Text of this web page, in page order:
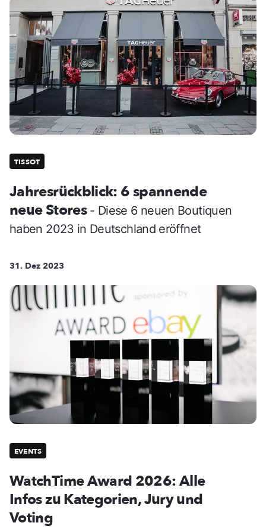
TISSOT
Jahresrückblick: 6 spannende
neue Stores - Diese 6 neuen Boutiquen
haben 2023 in Deutschland eröffnet
31. Dez 2023
EVENTS
WatchTime Award 2026: Alle
Infos zu Kategorien, Jury und
Voting